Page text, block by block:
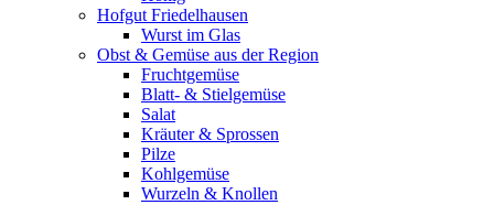
Hofgut Friedelhausen
Wurst im Glas
Obst & Gemüse aus der Region
Fruchtgemüse
Blatt- & Stielgemüse
Salat
Kräuter & Sprossen
Pilze
Kohlgemüse
Wurzeln & Knollen